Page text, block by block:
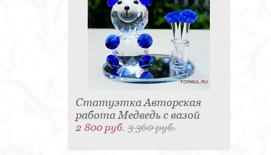
Статуэтка Авторская
работа Медведь с вазой
2 800 руб.3 360 руб.